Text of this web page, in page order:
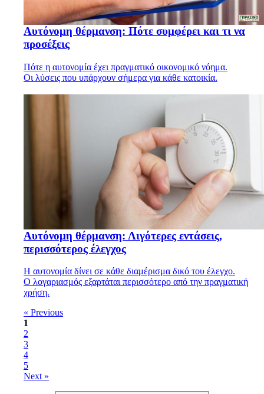
Αυτόνομη θέρμανση: Πότε συμφέρει και τι να
προσέξεις
Πότε η αυτονομία έχει πραγματικό οικονομικό νόημα.
Οι λύσεις που υπάρχουν σήμερα για κάθε κατοικία.
Αυτόνομη θέρμανση: Λιγότερες εντάσεις,
περισσότερος έλεγχος
Η αυτονομία δίνει σε κάθε διαμέρισμα δικό του έλεγχο.
Ο λογαριασμός εξαρτάται περισσότερο από την πραγματική
χρήση.
« Previous
1
2
3
4
5
Next »